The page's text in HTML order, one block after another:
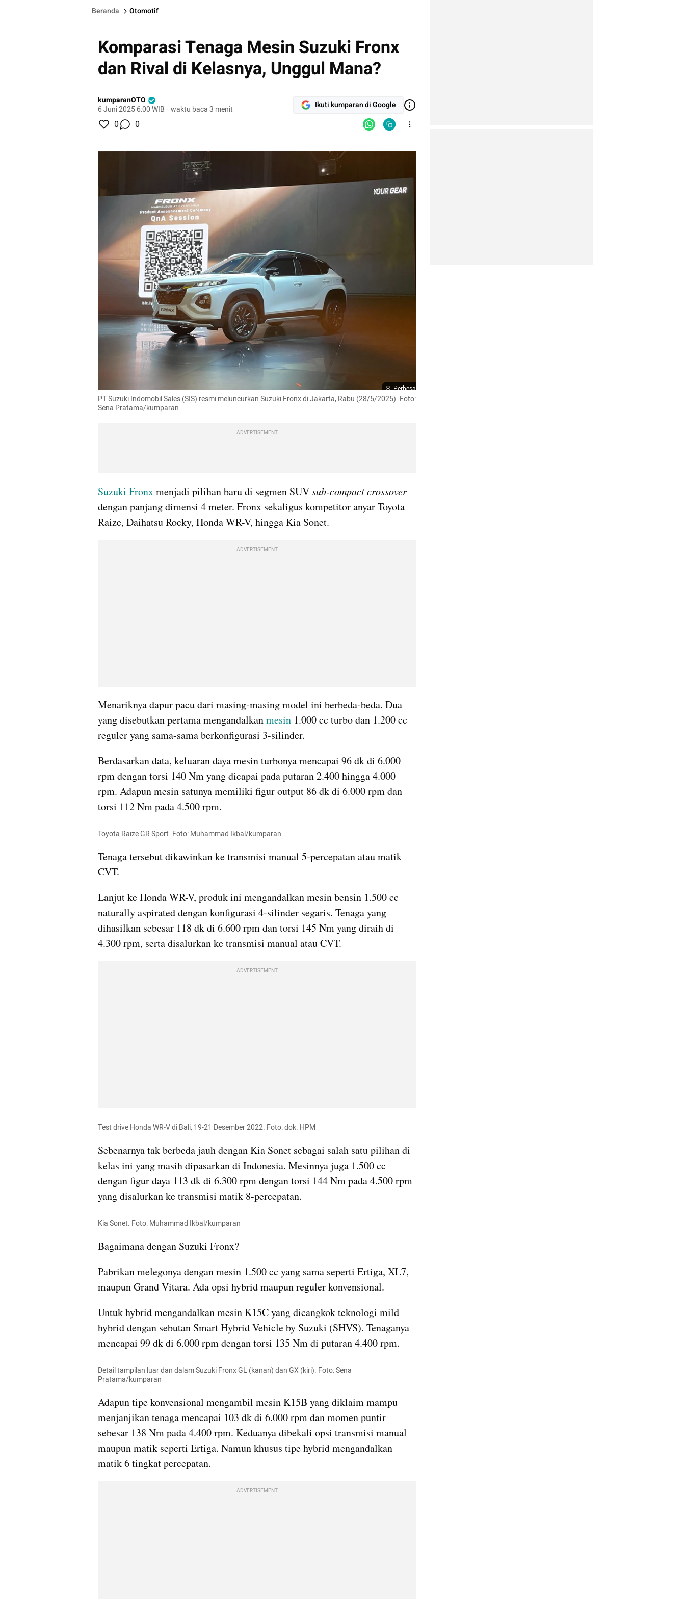
Beranda Otomotif
Komparasi Tenaga Mesin Suzuki Fronx
dan Rival di Kelasnya, Unggul Mana?
kumparanOTO
6 Juni 2025 6:00 WIB · waktu baca 3 menit Ikuti kumparan di Google
0 0
Perbesar
PT Suzuki Indomobil Sales (SIS) resmi meluncurkan Suzuki Fronx di Jakarta, Rabu (28/5/2025). Foto:
Sena Pratama/kumparan
ADVERTISEMENT
Suzuki Fronx menjadi pilihan baru di segmen SUV sub-compact crossover
dengan panjang dimensi 4 meter. Fronx sekaligus kompetitor anyar Toyota
Raize, Daihatsu Rocky, Honda WR-V, hingga Kia Sonet.
ADVERTISEMENT
Menariknya dapur pacu dari masing-masing model ini berbeda-beda. Dua
yang disebutkan pertama mengandalkan mesin 1.000 cc turbo dan 1.200 cc
reguler yang sama-sama berkonfigurasi 3-silinder.
Berdasarkan data, keluaran daya mesin turbonya mencapai 96 dk di 6.000
rpm dengan torsi 140 Nm yang dicapai pada putaran 2.400 hingga 4.000
rpm. Adapun mesin satunya memiliki figur output 86 dk di 6.000 rpm dan
torsi 112 Nm pada 4.500 rpm.
Toyota Raize GR Sport. Foto: Muhammad Ikbal/kumparan
Tenaga tersebut dikawinkan ke transmisi manual 5-percepatan atau matik
CVT.
Lanjut ke Honda WR-V, produk ini mengandalkan mesin bensin 1.500 cc
naturally aspirated dengan konfigurasi 4-silinder segaris. Tenaga yang
dihasilkan sebesar 118 dk di 6.600 rpm dan torsi 145 Nm yang diraih di
4.300 rpm, serta disalurkan ke transmisi manual atau CVT.
ADVERTISEMENT
Test drive Honda WR-V di Bali, 19-21 Desember 2022. Foto: dok. HPM
Sebenarnya tak berbeda jauh dengan Kia Sonet sebagai salah satu pilihan di
kelas ini yang masih dipasarkan di Indonesia. Mesinnya juga 1.500 cc
dengan figur daya 113 dk di 6.300 rpm dengan torsi 144 Nm pada 4.500 rpm
yang disalurkan ke transmisi matik 8-percepatan.
Kia Sonet. Foto: Muhammad Ikbal/kumparan
Bagaimana dengan Suzuki Fronx?
Pabrikan melegonya dengan mesin 1.500 cc yang sama seperti Ertiga, XL7,
maupun Grand Vitara. Ada opsi hybrid maupun reguler konvensional.
Untuk hybrid mengandalkan mesin K15C yang dicangkok teknologi mild
hybrid dengan sebutan Smart Hybrid Vehicle by Suzuki (SHVS). Tenaganya
mencapai 99 dk di 6.000 rpm dengan torsi 135 Nm di putaran 4.400 rpm.
Detail tampilan luar dan dalam Suzuki Fronx GL (kanan) dan GX (kiri). Foto: Sena
Pratama/kumparan
Adapun tipe konvensional mengambil mesin K15B yang diklaim mampu
menjanjikan tenaga mencapai 103 dk di 6.000 rpm dan momen puntir
sebesar 138 Nm pada 4.400 rpm. Keduanya dibekali opsi transmisi manual
maupun matik seperti Ertiga. Namun khusus tipe hybrid mengandalkan
matik 6 tingkat percepatan.
ADVERTISEMENT